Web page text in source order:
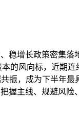
稳增长政策密集
的风向标，近期
振，成为下半年
握主线、规避风险